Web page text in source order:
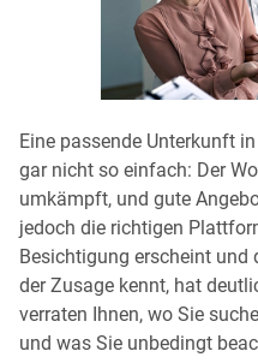
Eine passende Unterkunft
gar nicht so einfach: Der
umkämpft, und gute
jedoch die richtigen
Besichtigung erscheint
der Zusage kennt, hat
verraten Ihnen, wo Sie
und was Sie unbedingt